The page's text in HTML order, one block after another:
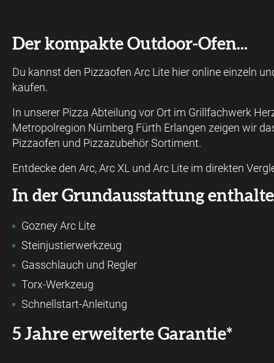
Der kompakte Outdoor-Ofen...
Du kannst den Pizzaofen Arc Lite hier online einzeln
kaufen.
In unserer Pizza Abteilung vor Ort im Grillfachwerk
Metropolregion Nürnberg Fürth Erlangen zeigen wir
Pizzaofen und Pizzazubehör Sortiment.
Entdecke den Arc, Arc XL und Arc Lite im direkten
In der Grundausstattung
Gozney Arc Lite
Steinjustierwerkzeug
Gasschlauch und Regler
Torx-Werkzeug
Schnellstart-Anleitung
5 Jahre erweiterte Garantie*